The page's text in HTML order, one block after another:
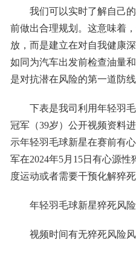
我们可以实时了解自己
前做出合理规划。这意味着
放，而是建立在对自我健康
如同为汽车出发前检查油量
是对抗潜在风险的第一道防线
下表是我司利用年轻羽
冠军（39岁）公开视频资料
示年轻羽毛球新星在赛前有
军在2024年5月15日有心源
度运动或者需要干预化解猝死
年轻羽毛球新星猝死风
视频时间有无猝死风险